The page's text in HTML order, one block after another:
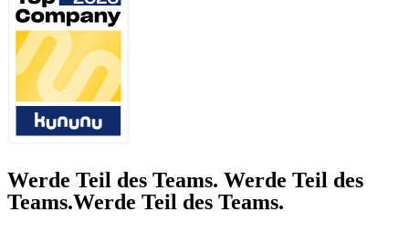
Werde Teil des Teams. Werde Teil des
Teams.Werde Teil des Teams.